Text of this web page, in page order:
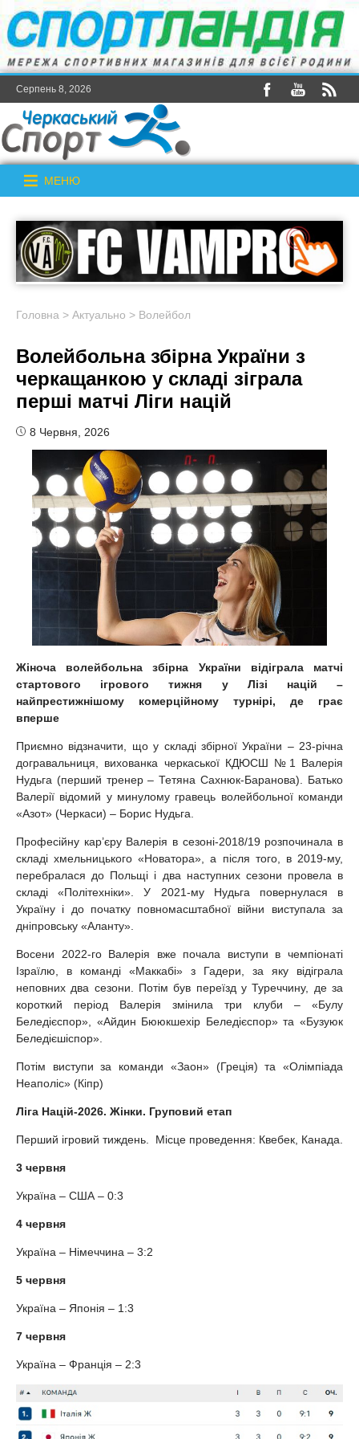
Серпень 8, 2026
МЕНЮ
Головна > Актуально > Волейбол
Волейбольна збірна України з
черкащанкою у складі зіграла
перші матчі Ліги націй
8 Червня, 2026
Жіноча волейбольна збірна України відіграла матчі
стартового ігрового тижня у Лізі націй –
найпрестижнішому комерційному турнірі, де грає
вперше
Приємно відзначити, що у складі збірної України – 23-річна
догравальниця, вихованка черкаської КДЮСШ №1 Валерія
Нудьга (перший тренер – Тетяна Сахнюк-Баранова). Батько
Валерії відомий у минулому гравець волейбольної команди
«Азот» (Черкаси) – Борис Нудьга.
Професійну кар’єру Валерія в сезоні-2018/19 розпочинала в
складі хмельницького «Новатора», а після того, в 2019-му,
перебралася до Польщі і два наступних сезони провела в
складі «Політехніки». У 2021-му Нудьга повернулася в
Україну і до початку повномасштабної війни виступала за
дніпровську «Аланту».
Восени 2022-го Валерія вже почала виступи в чемпіонаті
Ізраїлю, в команді «Маккабі» з Гадери, за яку відіграла
неповних два сезони. Потім був переїзд у Туреччину, де за
короткий період Валерія змінила три клуби – «Булу
Беледієспор», «Айдин Бююкшехір Беледієспор» та «Бузуюк
Беледієшіспор».
Потім виступи за команди «Заон» (Греція) та «Олімпіада
Неаполіс» (Кіпр)
Ліга Націй-2026. Жінки. Груповий етап
Перший ігровий тиждень. Місце проведення: Квебек, Канада.
3 червня
Україна – США – 0:3
4 червня
Україна – Німеччина – 3:2
5 червня
Україна – Японія – 1:3
7 червня
Україна – Франція – 2:3